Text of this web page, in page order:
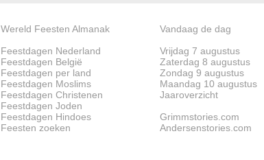
Wereld Feesten Almanak
Feestdagen Nederland
Feestdagen België
Feestdagen per land
Feestdagen Moslims
Feestdagen Christenen
Feestdagen Joden
Feestdagen Hindoes
Feesten zoeken
Vandaag de dag
Vrijdag 7 augustus
Zaterdag 8 augustus
Zondag 9 augustus
Maandag 10 augustus
Jaaroverzicht
Grimmstories.com
Andersenstories.com